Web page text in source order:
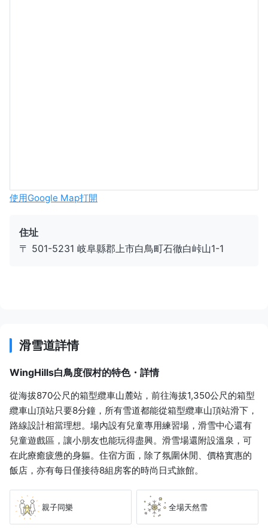
使用Google Map打開
住址
〒 501-5231 岐阜縣郡上市白鳥町石徹白峠山1-1
滑雪道詳情
WingHills白鳥度假村的特色・詳情
從海拔870公尺的箱型纜車山麓站，前往海拔1,350公尺的箱型
纜車山頂站只要8分鐘，所有雪道都能從箱型纜車山頂站滑下，
路線設計相當理想。場內設有兒童專用練習場，滑雪中心還有
兒童遊戲區，讓小朋友也能玩得盡興。滑雪場還附設溫泉，可
在此療癒疲憊的身軀。住宿方面，除了氛圍休閒、價格實惠的
飯店，亦有每日僅接待8組房客的時尚日式旅館。
親子同樂 全場天然雪